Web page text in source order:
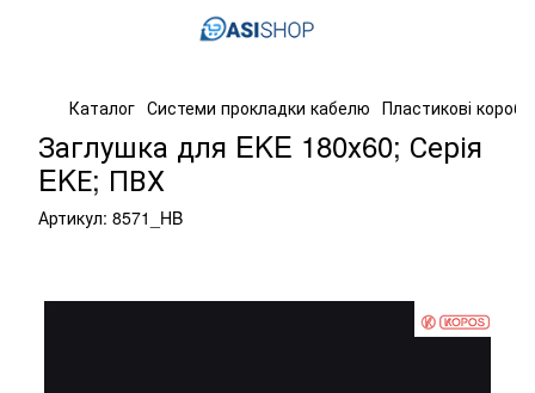
Каталог Системи прокладки кабелю Пластикові короба
Заглушка для EKE 180х60; Серія
EKЕ; ПВХ
Артикул: 8571_HB